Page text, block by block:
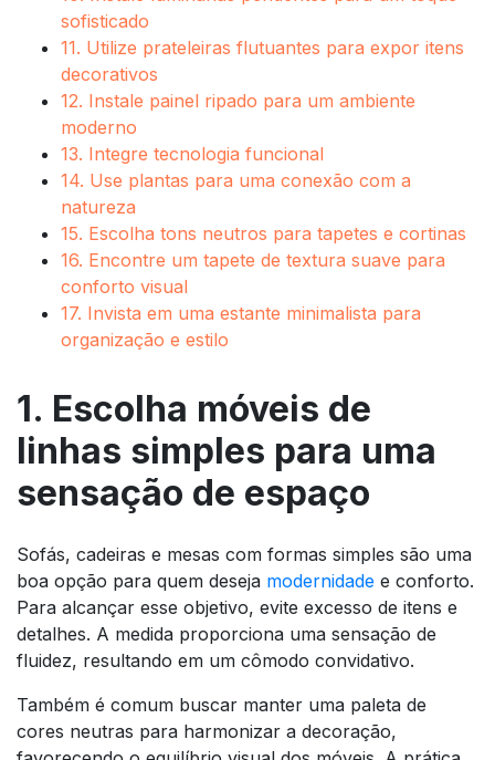
sofisticado
11. Utilize prateleiras flutuantes para expor itens
decorativos
12. Instale painel ripado para um ambiente
moderno
13. Integre tecnologia funcional
14. Use plantas para uma conexão com a
natureza
15. Escolha tons neutros para tapetes e cortinas
16. Encontre um tapete de textura suave para
conforto visual
17. Invista em uma estante minimalista para
organização e estilo
1. Escolha móveis de
linhas simples para uma
sensação de espaço
Sofás, cadeiras e mesas com formas simples são uma
boa opção para quem deseja modernidade e conforto.
Para alcançar esse objetivo, evite excesso de itens e
detalhes. A medida proporciona uma sensação de
fluidez, resultando em um cômodo convidativo.
Também é comum buscar manter uma paleta de
cores neutras para harmonizar a decoração,